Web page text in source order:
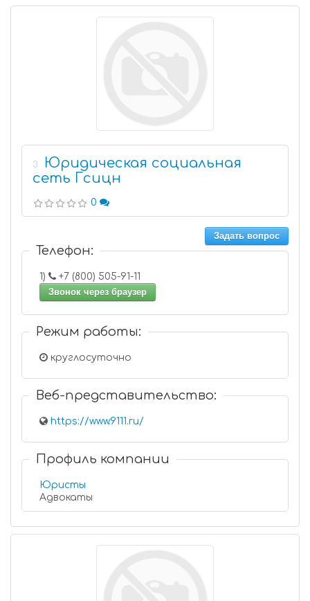
3
Юридическая социальная
сеть Гсицн
0
Задать вопрос
Телефон:
1)
+7 (800) 505-91-11
Звонок через браузер
Режим работы:
круглосуточно
Веб-представительство:
https://www.9111.ru/
Профиль компании
Юристы
Адвокаты